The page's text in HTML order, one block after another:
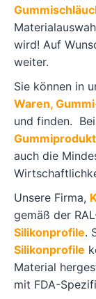
wird! Auf
weiter.
Sie können in
Waren,
und finden.
auch die
Unsere Firma,
gemäß der
Silikonprofile.
Silikonprofile
Material
mit FDA-